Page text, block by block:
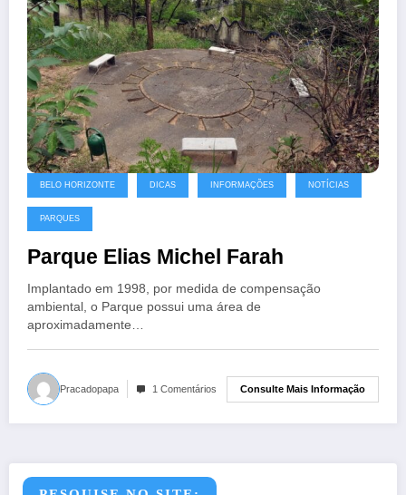
BELO HORIZONTE DICAS INFORMAÇÕES NOTÍCIAS
PARQUES
Parque Elias Michel Farah
Implantado em 1998, por medida de compensação
ambiental, o Parque possui uma área de
aproximadamente…
Pracadopapa 1 Comentários Consulte Mais Informação